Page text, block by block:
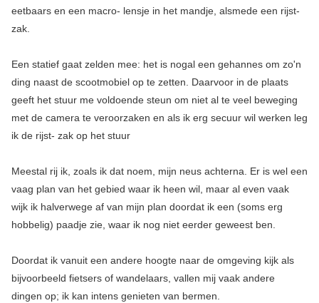
eetbaars en een macro- lensje in het mandje, alsmede een rijst-
zak.
Een statief gaat zelden mee: het is nogal een gehannes om zo'n
ding naast de scootmobiel op te zetten. Daarvoor in de plaats
geeft het stuur me voldoende steun om niet al te veel beweging
met de camera te veroorzaken en als ik erg secuur wil werken leg
ik de rijst- zak op het stuur
Meestal rij ik, zoals ik dat noem, mijn neus achterna. Er is wel een
vaag plan van het gebied waar ik heen wil, maar al even vaak
wijk ik halverwege af van mijn plan doordat ik een (soms erg
hobbelig) paadje zie, waar ik nog niet eerder geweest ben.
Doordat ik vanuit een andere hoogte naar de omgeving kijk als
bijvoorbeeld fietsers of wandelaars, vallen mij vaak andere
dingen op; ik kan intens genieten van bermen.